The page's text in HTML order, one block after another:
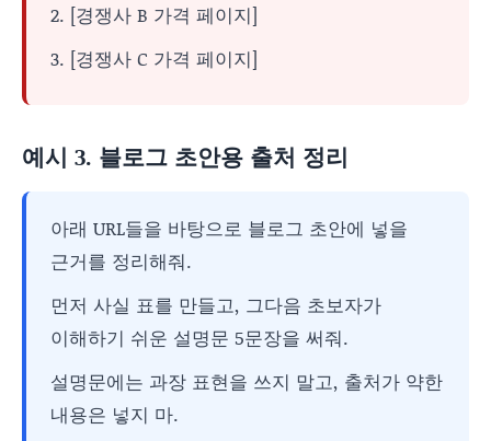
2. [경쟁사 B 가격 페이지]
3. [경쟁사 C 가격 페이지]
예시 3. 블로그 초안용 출처 정리
아래 URL들을 바탕으로 블로그 초안에 넣을
근거를 정리해줘.
먼저 사실 표를 만들고, 그다음 초보자가
이해하기 쉬운 설명문 5문장을 써줘.
설명문에는 과장 표현을 쓰지 말고, 출처가 약한
내용은 넣지 마.